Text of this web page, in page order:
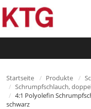
Startseite Produkte
Schrumpfschlauch,
4:1 Polyolefin
schwarz